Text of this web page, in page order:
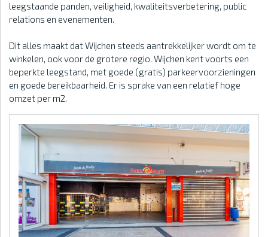
leegstaande panden, veiligheid, kwaliteitsverbetering, public
relations en evenementen.
Dit alles maakt dat Wijchen steeds aantrekkelijker wordt om te
winkelen, ook voor de grotere regio. Wijchen kent voorts een
beperkte leegstand, met goede (gratis) parkeervoorzieningen
en goede bereikbaarheid. Er is sprake van een relatief hoge
omzet per m2.